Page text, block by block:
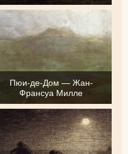
Пюи-де-Дом — Жан-
Франсуа Милле